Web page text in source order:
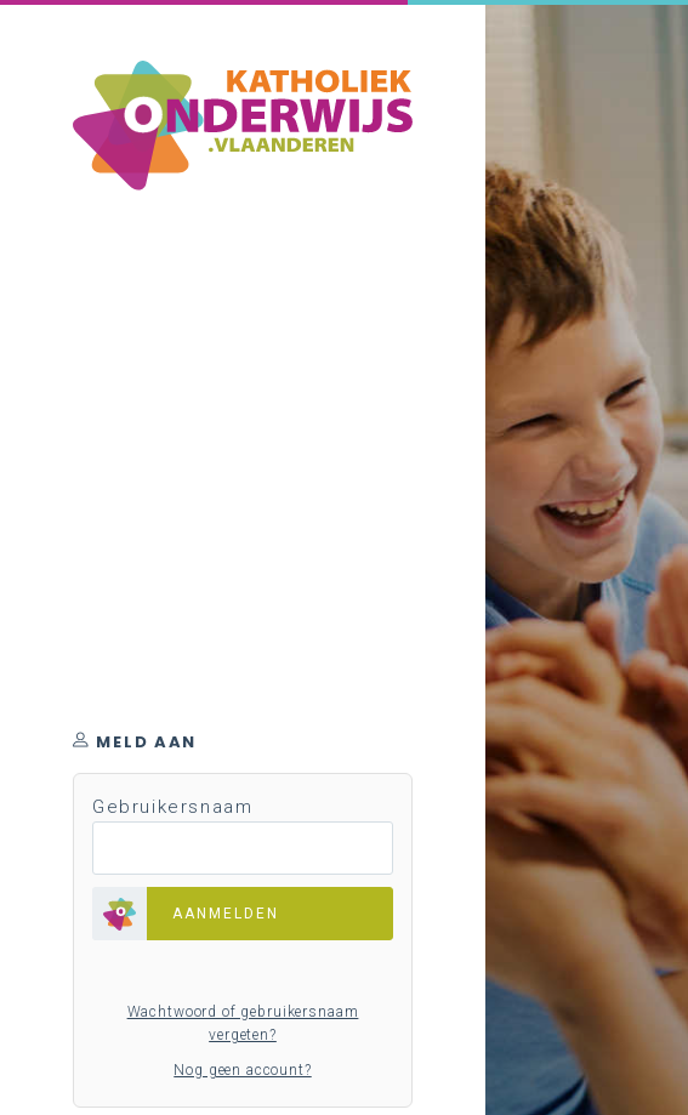
MELD AAN
Gebruikersnaam
AANMELDEN
Wachtwoord of gebruikersnaam
vergeten?
Nog geen account?